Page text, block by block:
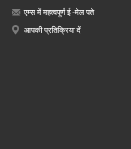
एम्स में महत्वपूर्ण ई -मेल पते
आपकी प्रतिक्रिया दें